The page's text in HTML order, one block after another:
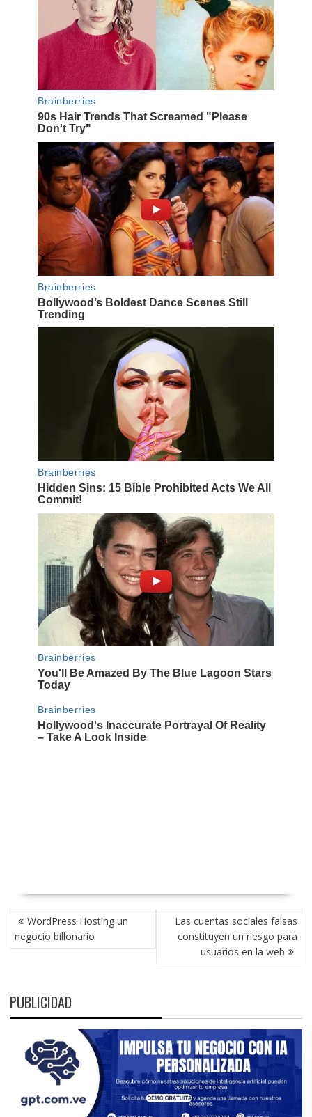
NAVEGACIÓN
DE
ENTRADAS
WordPress Hosting un
negocio billonario
Las cuentas sociales falsas
constituyen un riesgo para
usuarios en la web
PUBLICIDAD